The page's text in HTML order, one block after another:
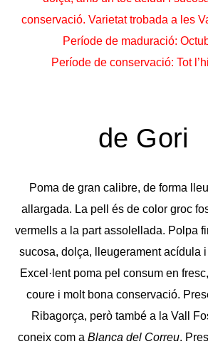
conservació. Varietat trobada a les
Període de maduració:
Període de conservació: Tot
de Gori​
Poma de gran calibre, de forma
allargada. La pell és de color groc
vermells a la part assolellada. Polpa
sucosa, dolça, lleugerament acídula
Excel·lent poma pel consum en
coure i molt bona conservació.
Ribagorça, però també a la Vall
coneix com aBlanca del Correu.